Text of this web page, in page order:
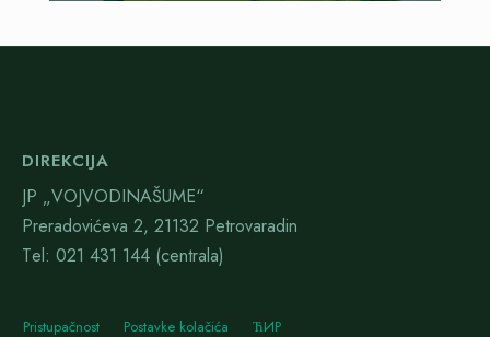
DIREKCIJA
JP „VOJVODINAŠUME“
Preradovićeva 2, 21132 Petrovaradin
Тel: 021 431 144 (centrala)
Pristupačnost Postavke kolačića ЋИР